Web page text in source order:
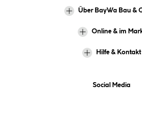
Über BayWa Bau &
Online & im
Hilfe & Kontakt
Social Media